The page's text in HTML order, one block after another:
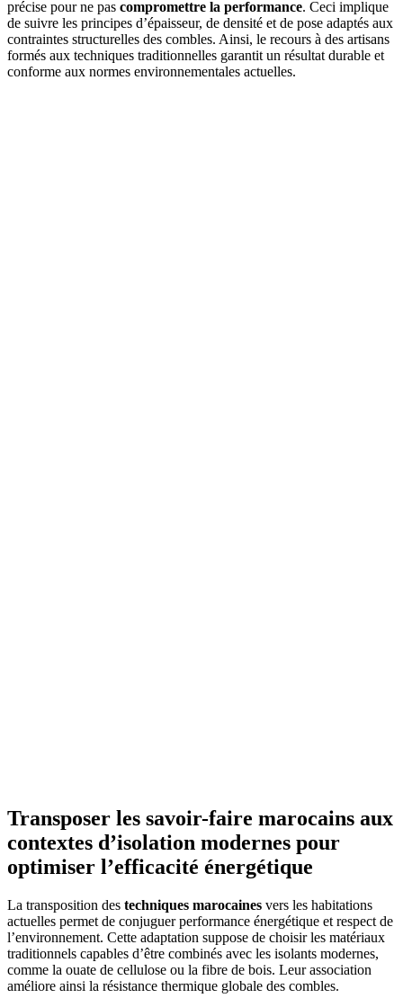
précise pour ne pas compromettre la performance. Ceci implique
de suivre les principes d’épaisseur, de densité et de pose adaptés aux
contraintes structurelles des combles. Ainsi, le recours à des artisans
formés aux techniques traditionnelles garantit un résultat durable et
conforme aux normes environnementales actuelles.
Transposer les savoir-faire marocains aux
contextes d’isolation modernes pour
optimiser l’efficacité énergétique
La transposition des techniques marocaines vers les habitations
actuelles permet de conjuguer performance énergétique et respect de
l’environnement. Cette adaptation suppose de choisir les matériaux
traditionnels capables d’être combinés avec les isolants modernes,
comme la ouate de cellulose ou la fibre de bois. Leur association
améliore ainsi la résistance thermique globale des combles.